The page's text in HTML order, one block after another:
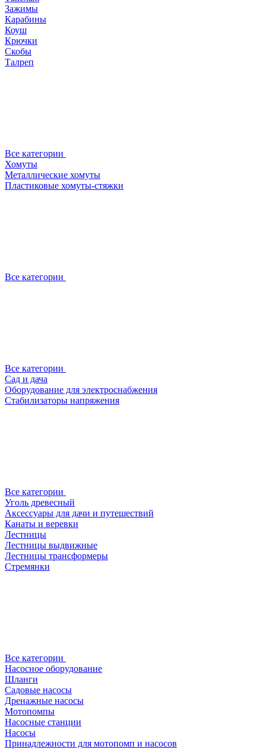
Зажимы
Карабины
Коуш
Крючки
Скобы
Талреп
Все категории
Хомуты
Металлические хомуты
Пластиковые хомуты-стяжки
Все категории
Все категории
Сад и дача
Оборудование для электроснабжения
Стабилизаторы напряжения
Все категории
Уголь древесный
Аксессуары для дачи и путешествий
Канаты и веревки
Лестницы
Лестницы выдвижные
Лестницы трансформеры
Стремянки
Все категории
Насосное оборудование
Шланги
Садовые насосы
Дренажные насосы
Мотопомпы
Насосные станции
Насосы
Принадлежности для мотопомп и насосов